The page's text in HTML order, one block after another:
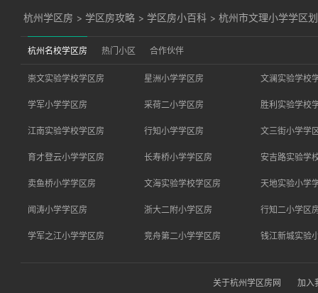
杭州学区房 > 学区房攻略 > 学区房小百科 >杭州市文理小学学区
杭州名校学区房 热门小区 合作伙伴
崇文实验学校学区房 星洲小学学区房 文澜实验学校
学军小学学区房 采荷二小学区房 胜利实验学校
江南实验学校学区房 行知小学学区房 文三街小学学
育才登云小学学区房 长寿桥小学学区房 安吉路实验学
卖鱼桥小学学区房 文海实验学校学区房 天地实验小学
闻涛小学学区房 浙大二附小学区房 行知二小学区
学军之江小学学区房 竞舟第二小学学区房 钱江新城实验
关于杭州学区房网
加入